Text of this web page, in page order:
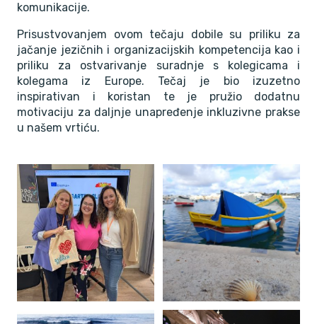
komunikacije.
Prisustvovanjem ovom tečaju dobile su priliku za
jačanje jezičnih i organizacijskih kompetencija kao i
priliku za ostvarivanje suradnje s kolegicama i
kolegama iz Europe. Tečaj je bio izuzetno
inspirativan i koristan te je pružio dodatnu
motivaciju za daljnje unapređenje inkluzivne prakse
u našem vrtiću.